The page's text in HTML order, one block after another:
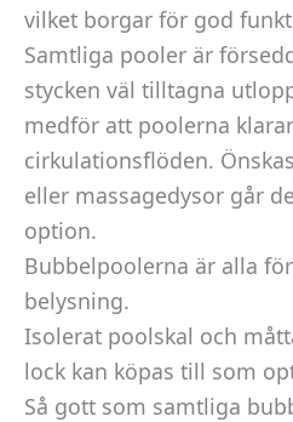
vilket borgar för god
Samtliga pooler är
stycken väl tilltagna
medför att poolerna
cirkulationsflöden.
eller massagedysor går
option.
Bubbelpoolerna är alla
belysning.
Isolerat poolskal och
lock kan köpas till som
Så gott som samtliga